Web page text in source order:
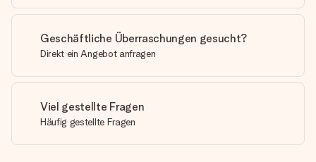
Geschäftliche Überraschungen gesucht?
Direkt ein Angebot anfragen
Viel gestellte Fragen
Häufig gestellte Fragen